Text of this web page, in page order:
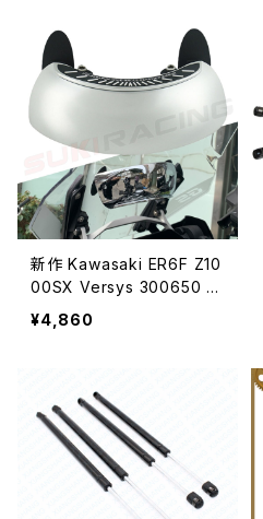
アームショックをサポートし
ます
新作 Kawasaki ER6F Z10
00SX Versys 300650 10
00 GTR1400 CONCOUR
S14モーターサイクルワイド
¥4,860